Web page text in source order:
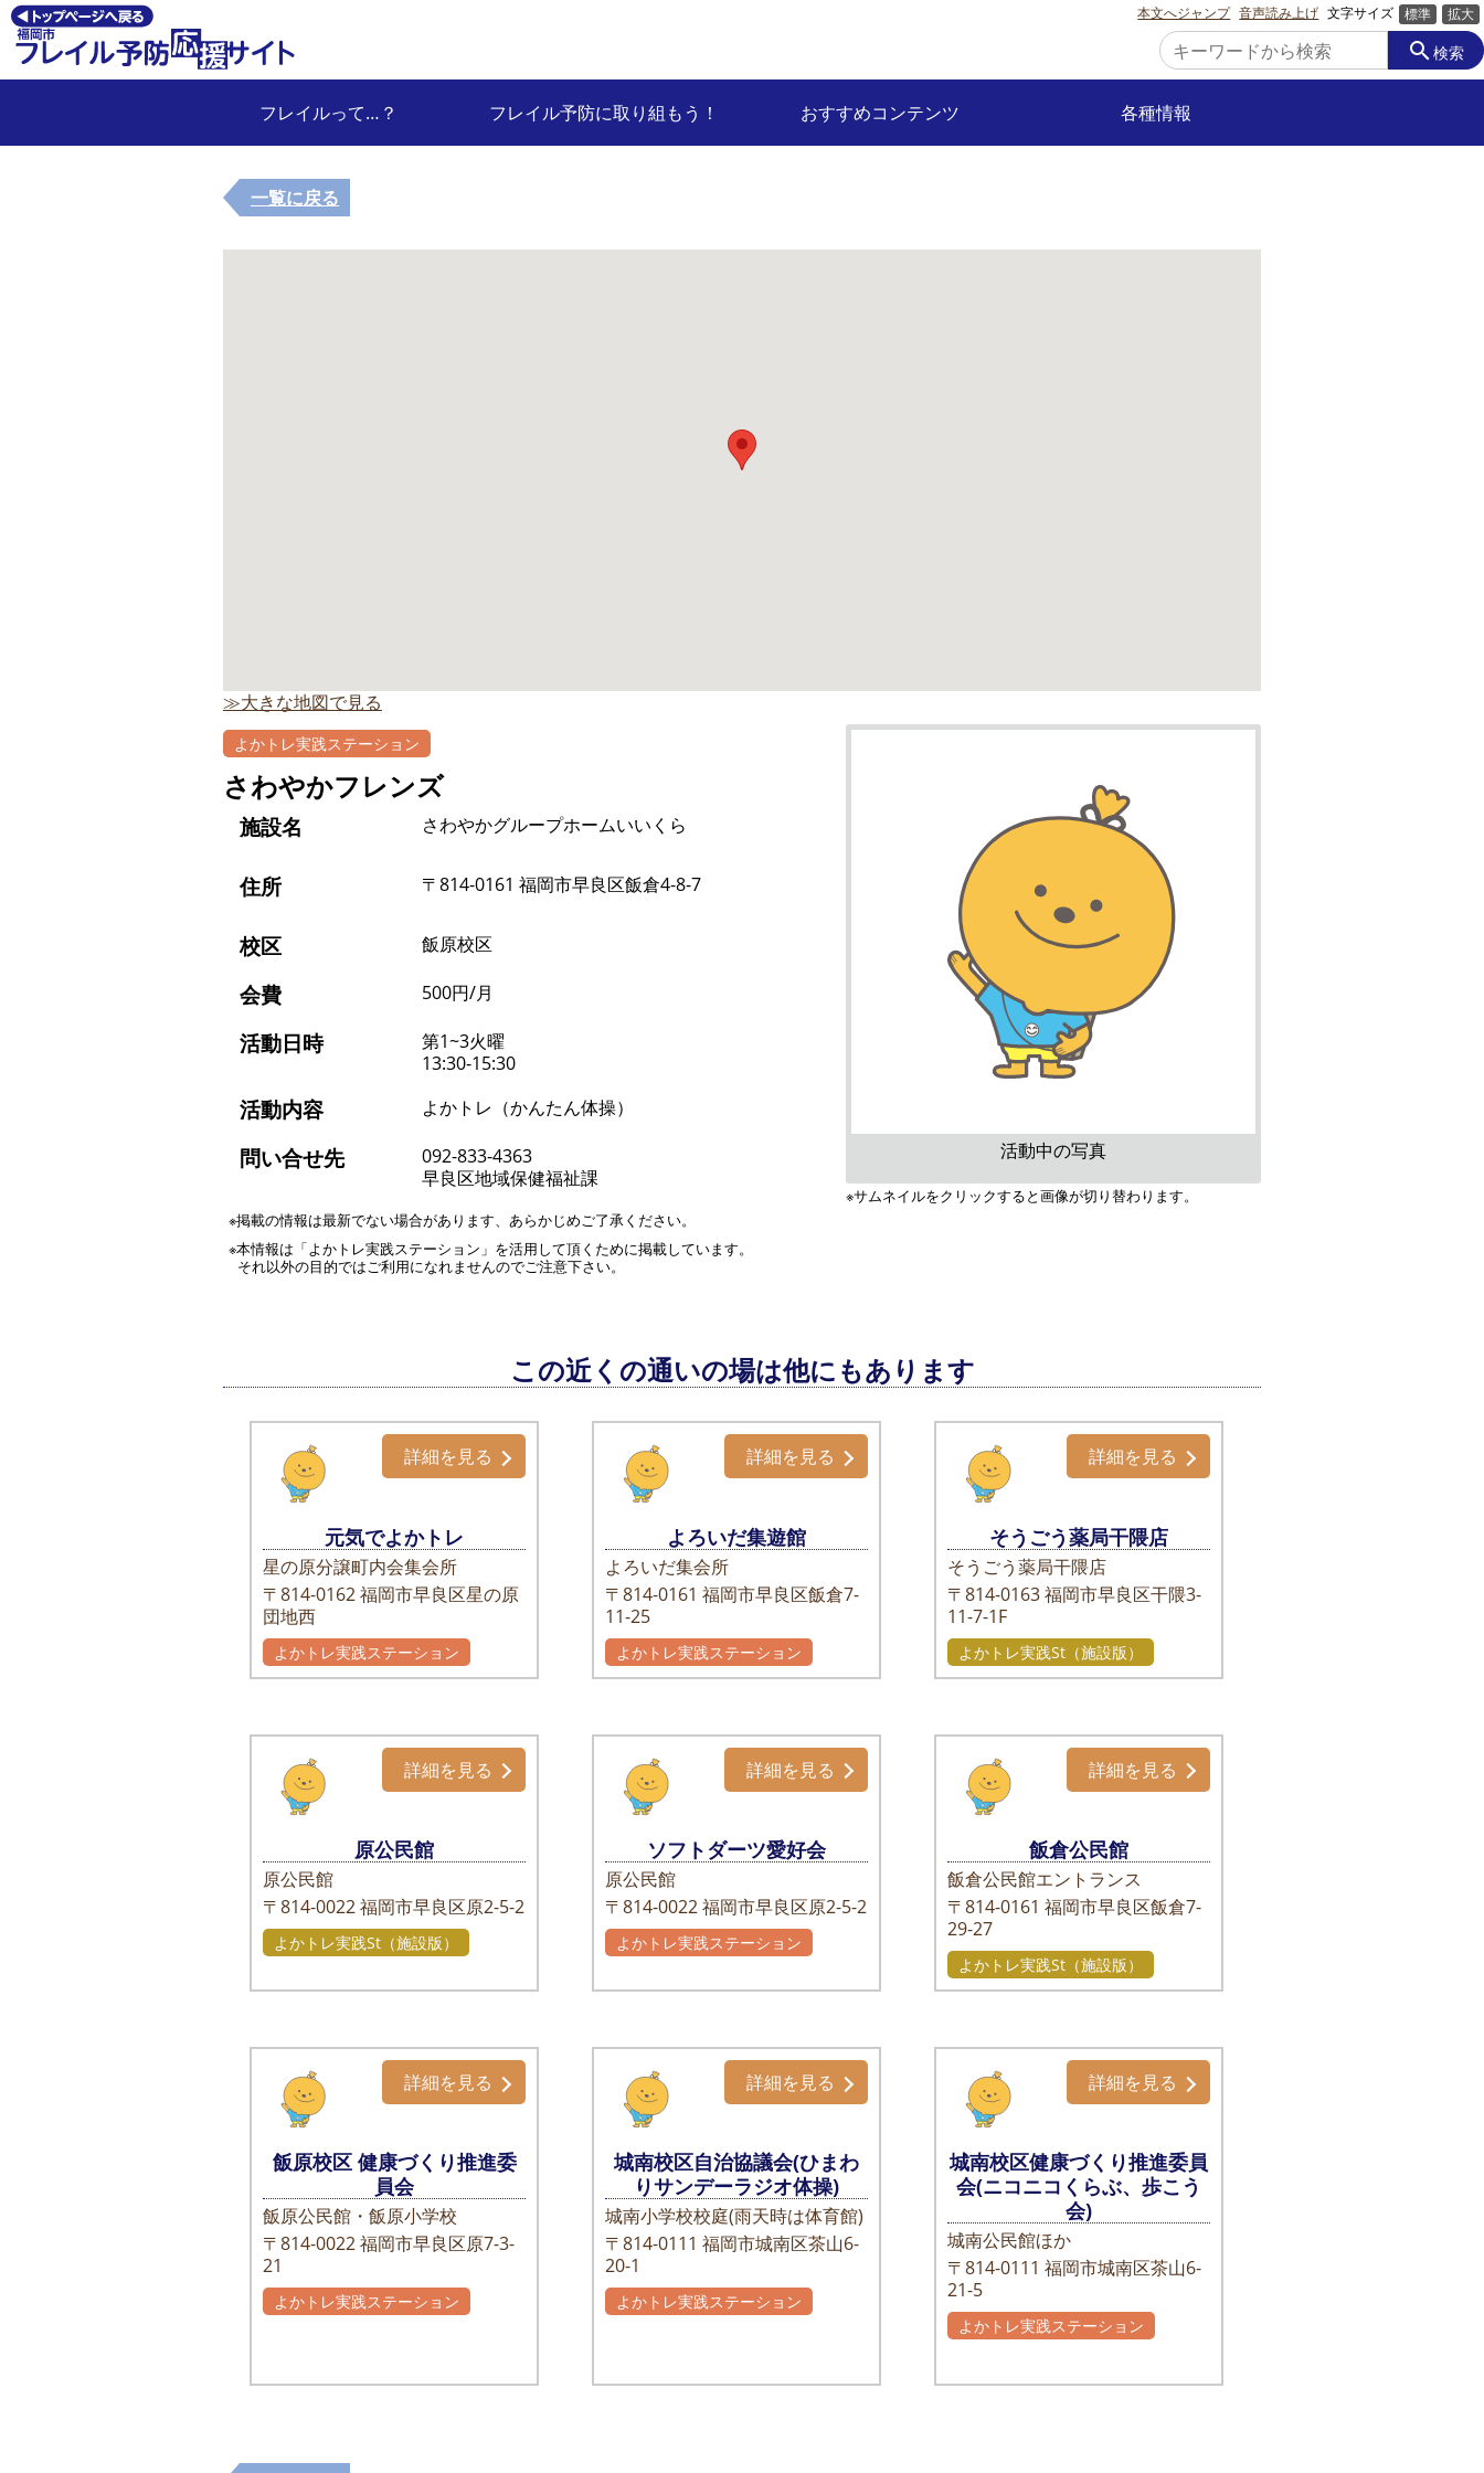
本文へジャンプ 音声読み上げ 文字サイズ 標準 拡大
search検索
フレイルって…？ フレイル予防に取り組もう！ おすすめコンテンツ 各種情報
一覧に戻る
≫大きな地図で見る
よかトレ実践ステーション
さわやかフレンズ
施設名 さわやかグループホームいいくら
住所 〒814-0161 福岡市早良区飯倉4-8-7
校区 飯原校区
会費 500円/月
活動日時
第1~3火曜
13:30-15:30
活動内容 よかトレ（かんたん体操）
問い合せ先
092-833-4363
早良区地域保健福祉課
※掲載の情報は最新でない場合があります、あらかじめご了承ください。
※本情報は「よかトレ実践ステーション」を活用して頂くために掲載しています。
それ以外の目的ではご利用になれませんのでご注意下さい。
活動中の写真
※サムネイルをクリックすると画像が切り替わります。
この近くの通いの場は他にもあります
元気でよかトレ
星の原分譲町内会集会所
〒814-0162福岡市早良区星の原
団地西
詳細を見る
よかトレ実践ステーション
よろいだ集遊館
よろいだ集会所
〒814-0161 福岡市早良区飯倉7-
11-25
詳細を見る
よかトレ実践ステーション
そうごう薬局干隈店
そうごう薬局干隈店
〒814-0163 福岡市早良区干隈3-
11-7-1F
詳細を見る
よかトレ実践St（施設版）
原公民館
原公民館
〒814-0022福岡市早良区原2-5-2
詳細を見る
よかトレ実践St（施設版）
ソフトダーツ愛好会
原公民館
〒814-0022福岡市早良区原2-5-2
詳細を見る
よかトレ実践ステーション
飯倉公民館
飯倉公民館エントランス
〒814-0161 福岡市早良区飯倉7-
29-27
詳細を見る
よかトレ実践St（施設版）
飯原校区 健康づくり推進委
員会
飯原公民館・飯原小学校
〒814-0022福岡市早良区原7-3-
21
詳細を見る
よかトレ実践ステーション
城南校区自治協議会(ひまわ
りサンデーラジオ体操)
城南小学校校庭(雨天時は体育館)
〒814-0111 福岡市城南区茶山6-
20-1
詳細を見る
よかトレ実践ステーション
城南校区健康づくり推進委員
会(ニコニコくらぶ、歩こう
会)
城南公民館ほか
〒814-0111 福岡市城南区茶山6-
21-5
詳細を見る
よかトレ実践ステーション